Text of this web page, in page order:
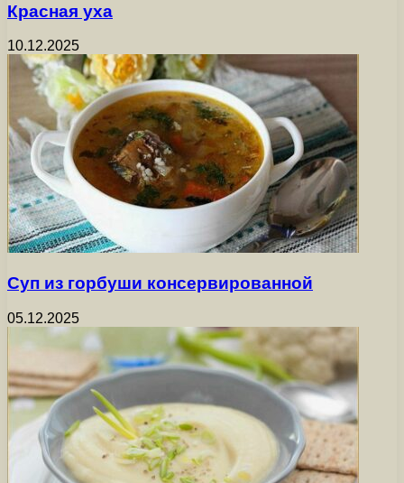
Красная уха
10.12.2025
Суп из горбуши консервированной
05.12.2025